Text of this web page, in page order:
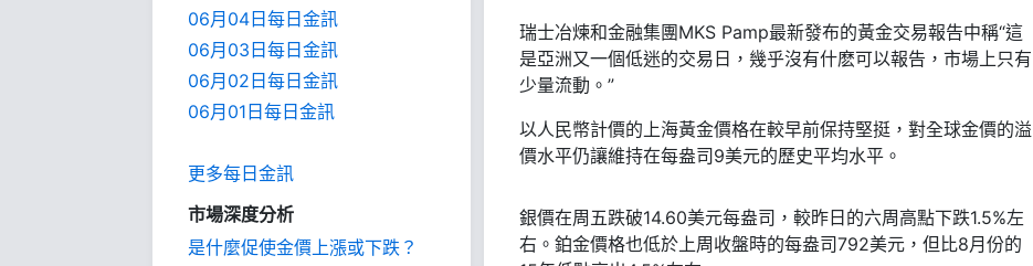
06月04日每日金訊
06月03日每日金訊
06月02日每日金訊
06月01日每日金訊
更多每日金訊
市場深度分析
是什麼促使金價上漲或下跌？
瑞士冶煉和金融集團MKS Pamp最新發布的黃金交易報告中稱“這
是亞洲又一個低迷的交易日，幾乎沒有什麽可以報告，市場上只有
少量流動。”
以人民幣計價的上海黃金價格在較早前保持堅挺，對全球金價的溢
價水平仍讓維持在每盎司9美元的歷史平均水平。
銀價在周五跌破14.60美元每盎司，較昨日的六周高點下跌1.5%左
右。鉑金價格也低於上周收盤時的每盎司792美元，但比8月份的